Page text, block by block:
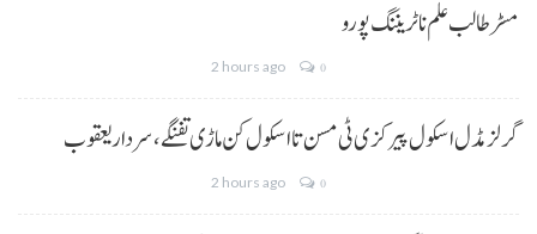
مسڑ طالب علم نا ٹریننگ پورو
2 hours ago 0
گرلز مڈل اسکول پیرکزی ٹی مسن تا اسکول کن ماڑی تفنگے، سردار یعقوب
2 hours ago 0